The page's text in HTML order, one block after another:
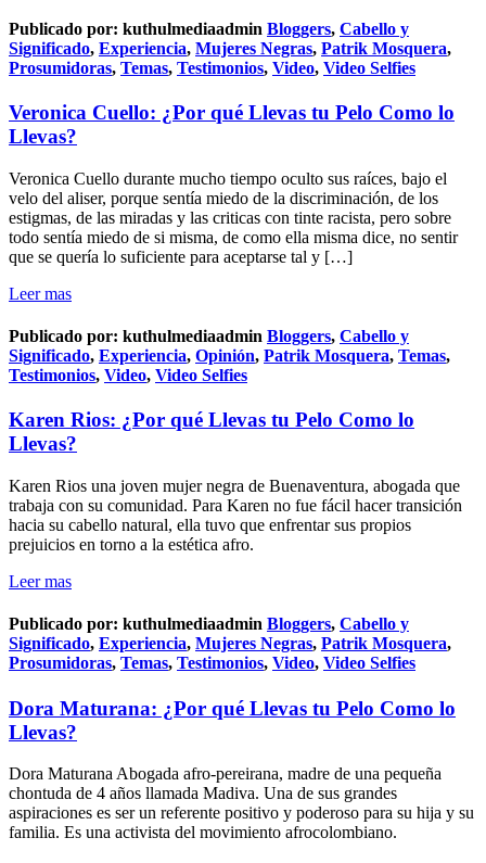
Publicado por: kuthulmediaadmin Bloggers, Cabello y
Significado, Experiencia, Mujeres Negras, Patrik Mosquera,
Prosumidoras, Temas, Testimonios, Video, Video Selfies
Veronica Cuello: ¿Por qué Llevas tu Pelo Como lo
Llevas?
Veronica Cuello durante mucho tiempo oculto sus raíces, bajo el
velo del aliser, porque sentía miedo de la discriminación, de los
estigmas, de las miradas y las criticas con tinte racista, pero sobre
todo sentía miedo de si misma, de como ella misma dice, no sentir
que se quería lo suficiente para aceptarse tal y […]
Leer mas
Publicado por: kuthulmediaadmin Bloggers, Cabello y
Significado, Experiencia, Opinión, Patrik Mosquera, Temas,
Testimonios, Video, Video Selfies
Karen Rios: ¿Por qué Llevas tu Pelo Como lo
Llevas?
Karen Rios una joven mujer negra de Buenaventura, abogada que
trabaja con su comunidad. Para Karen no fue fácil hacer transición
hacia su cabello natural, ella tuvo que enfrentar sus propios
prejuicios en torno a la estética afro.
Leer mas
Publicado por: kuthulmediaadmin Bloggers, Cabello y
Significado, Experiencia, Mujeres Negras, Patrik Mosquera,
Prosumidoras, Temas, Testimonios, Video, Video Selfies
Dora Maturana: ¿Por qué Llevas tu Pelo Como lo
Llevas?
Dora Maturana Abogada afro-pereirana, madre de una pequeña
chontuda de 4 años llamada Madiva. Una de sus grandes
aspiraciones es ser un referente positivo y poderoso para su hija y su
familia. Es una activista del movimiento afrocolombiano.